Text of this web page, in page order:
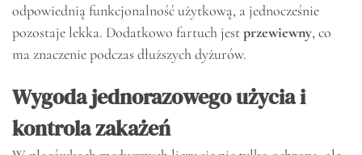
odpowiednią funkcjonalność użytkową, a jednocześnie
pozostaje lekka. Dodatkowo fartuch jestprzewiewny, co
ma znaczenie podczas dłuższych dyżurów.
Wygoda jednorazowego użycia i
kontrola zakażeń